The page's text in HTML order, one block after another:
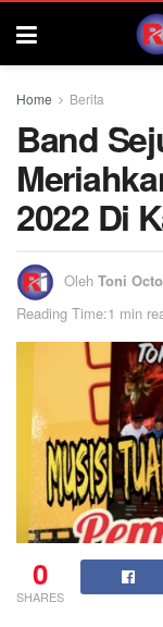
Home Berita
Band
2022 Di
Oleh Toni
Reading Time:1 min
0
SHARES